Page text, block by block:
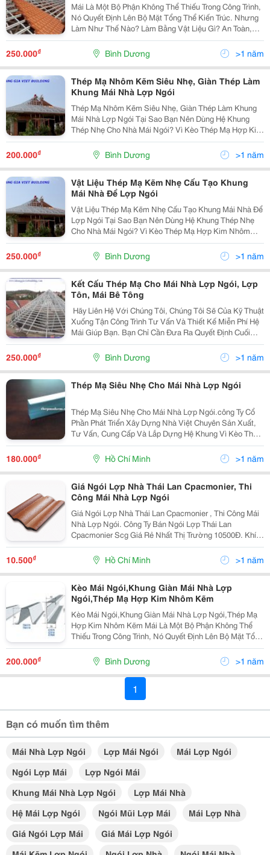
Mái Là Một Bộ Phận Không Thể Thiếu Trong Công Trình,
Nó Quyết Định Lên Bộ Mặt Tổng Thể Kiến Trúc. Nhưng
Làm Như Thế Nào? Làm Bằng Vật Liệu Gì? An Toàn,
Tiết Kiệm Và Hợp Ý Đó Là Điều Mà Bất Kỳ Ai Cũng Phải
Quan Tâm. Hiểu Được Điều Đó Công Ty Cp Xd Tm
250.000₫ Bình Dương >1 năm
Thép Mạ Nhôm Kẽm Siêu Nhẹ, Giàn Thép Làm
Khung Mái Nhà Lợp Ngói
Thép Mạ Nhôm Kẽm Siêu Nhẹ, Giàn Thép Làm Khung
Mái Nhà Lợp Ngói Tại Sao Bạn Nên Dùng Hệ Khung
Thép Nhẹ Cho Nhà Mái Ngói? Vì Kèo Thép Mạ Hợp Kim
Nhôm Kẽm Tttruss Được Thiết Kế Tự Động Bằng Phần
Mềm Độc Quyền Chuyên Nghiệp Của Khang Gia Viet
200.000₫ Bình Dương >1 năm
Vật Liệu Thép Mạ Kẽm Nhẹ Cấu Tạo Khung
Mái Nhà Để Lợp Ngói
Vật Liệu Thép Mạ Kẽm Nhẹ Cấu Tạo Khung Mái Nhà Để
Lợp Ngói Tại Sao Bạn Nên Dùng Hệ Khung Thép Nhẹ
Cho Nhà Mái Ngói? Vì Kèo Thép Mạ Hợp Kim Nhôm
Kẽm Tttruss Được Thiết Kế Tự Động Bằng Phần Mềm
Độc Quyền Chuyên Nghiệp Của Khang Gia Viet
Building. Vi
250.000₫ Bình Dương >1 năm
Kết Cấu Thép Mạ Cho Mái Nhà Lợp Ngói, Lợp
Tôn, Mái Bê Tông
Xuống Tận Công Trình Tư Vấn Và Thiết Kế Miễn Phí Hệ
Mái Giúp Bạn. Bạn Chỉ Cần Đưa Ra Quyết Định Cuối
Cùng Sau Khi Đã Lựa Chọn Phương Án. Hệ Giàn Thép
Mạ Trọng Lượng Nhẹ Tttruss Là Sản
250.000₫ Bình Dương >1 năm
Thép Mạ Siêu Nhẹ Cho Mái Nhà Lợp Ngói
Thép Mạ Siêu Nhẹ Cho Mái Nhà Lợp Ngói.công Ty Cổ
Phần Phát Triển Xây Dựng Nhà Việt Chuyên Sản Xuất,
Tư Vấn, Cung Cấp Và Lắp Dựng Hệ Khung Vì Kèo Thép
Mạ Hợp Kim Nhôm Kẽm Trọng Lượng Nhẹ Cho Mái Nhà
Gồm Thép Xanh Và Thép Trắng Thương Hiệu Steeltruss
180.000₫ Hồ Chí Minh >1 năm
Giá Ngói Lợp Nhà Thái Lan Cpacmonier, Thi
Công Mái Nhà Lợp Ngói
Giá Ngói Lợp Nhà Thái Lan Cpacmonier , Thi Công Mái
Nhà Lợp Ngói. Công Ty Bán Ngói Lợp Thái Lan
Cpacmonier Scg Giá Rẻ Nhất Thị Trường 10500Đ. Khí
Hậu Hiện Nay Ngày Càng Trở Nên Khắc Nghiệt So Với
Trước Đây. Không Phải Chúng Ta Chỉ Cảm Nhận Được
10.500₫ Hồ Chí Minh >1 năm
Kèo Mái Ngói,Khung Giàn Mái Nhà Lợp
Ngói,Thép Mạ Hợp Kim Nhôm Kẽm
Kèo Mái Ngói,Khung Giàn Mái Nhà Lợp Ngói,Thép Mạ
Hợp Kim Nhôm Kẽm Mái Là Một Bộ Phận Không Thể
Thiếu Trong Công Trình, Nó Quyết Định Lên Bộ Mặt Tổng
Thể Kiến Trúc. Nhưng Làm Như Thế Nào? Làm Bằng
Vật Liệu Gì? An Toàn, Tiết Kiệm Và Hợp Ý Đó Là Điều
200.000₫ Bình Dương >1 năm
1
Bạn có muốn tìm thêm
Mái Nhà Lợp Ngói Lợp Mái Ngói
Mái Lợp Ngói
Ngói Lợp Mái
Lợp Ngói Mái
Khung Mái Nhà Lợp Ngói
Lợp Mái Nhà
Hệ Mái Lợp Ngói
Ngói Mũi Lợp Mái
Mái Lợp Nhà
Giá Ngói Lợp Mái
Giá Mái Lợp Ngói